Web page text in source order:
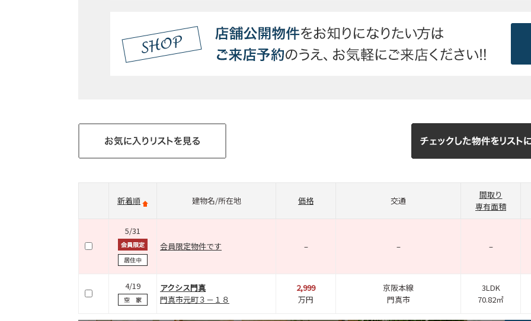
新着順 建物名/所在地 価格 交通
間取り
専有面積
5/31
会員限定物件です
– – –
4/19
アクシス門真
門真市元町３－１８
2,999
万円
京阪本線
門真市
3LDK
70.82㎡